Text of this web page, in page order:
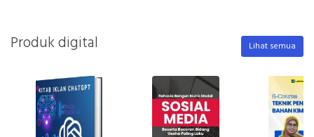
Produk digital Lihat semua